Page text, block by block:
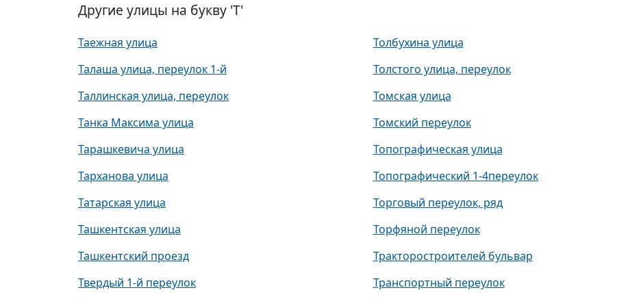
Другие улицы на букву 'Т'
Таежная улица
Талаша улица, переулок 1-й
Таллинская улица, переулок
Танка Максима улица
Тарашкевича улица
Тарханова улица
Татарская улица
Ташкентская улица
Ташкентский проезд
Твердый 1-й переулок
Толбухина улица
Толстого улица, переулок
Томская улица
Томский переулок
Топографическая улица
Топографический 1-4переулок
Торговый переулок, ряд
Торфяной переулок
Тракторостроителей бульвар
Транспортный переулок